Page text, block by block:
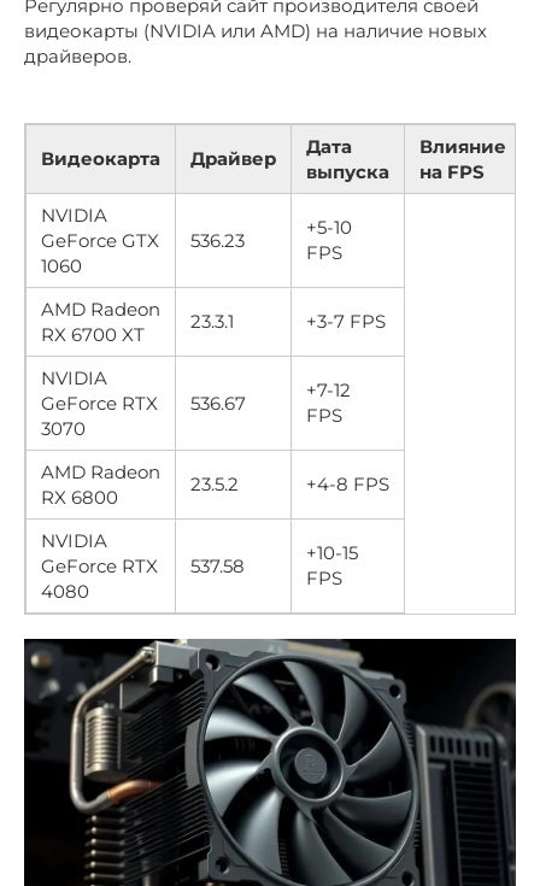
Регулярно проверяй сайт производителя своей
видеокарты (NVIDIA или AMD) на наличие новых
драйверов.
Видеокарта Драйвер
Дата
выпуска
Влияние
на FPS
NVIDIA
GeForce GTX
1060
536.23
+5-10
FPS
AMD Radeon
RX 6700 XT
23.3.1 +3-7 FPS
NVIDIA
GeForce RTX
3070
536.67
+7-12
FPS
AMD Radeon
RX 6800
23.5.2 +4-8 FPS
NVIDIA
GeForce RTX
4080
537.58
+10-15
FPS